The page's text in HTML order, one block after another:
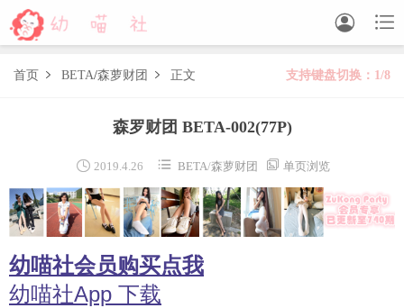


FREE LOVEPLUS R15 SSR X
森萝财团视频
木花琳琳是勇者写真 木花琳琳是勇者视频
首页  BETA/森萝财团  正文 支持键盘切换：1/8
森罗财团 BETA-002(77P)
 2019.4.26  BETA/森萝财团  单页浏览
幼喵社会员购买点我
幼喵社App 下载